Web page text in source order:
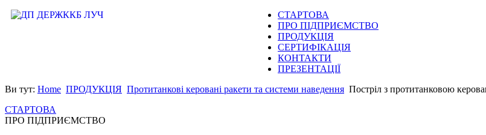
СТАРТОВА
ПРО ПІДПРИЄМСТВО
ПРОДУКЦІЯ
СЕРТИФІКАЦІЯ
КОНТАКТИ
ПРЕЗЕНТАЦІЇ
Ви тут: Home ПРОДУКЦІЯ Протитанкові керовані ракети та системи наведення Постріл з протитанковою
СТАРТОВА
ПРО ПІДПРИЄМСТВО